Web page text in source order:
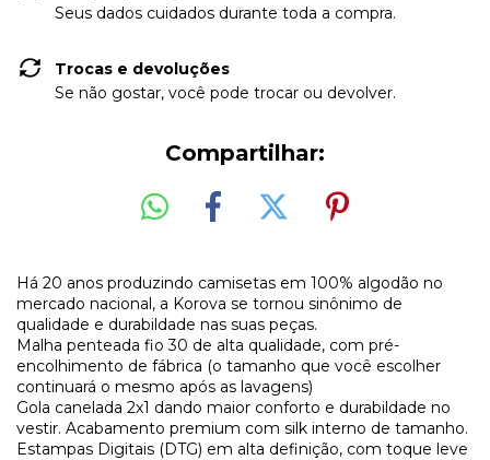
Seus dados cuidados durante toda a compra.
Trocas e devoluções
Se não gostar, você pode trocar ou devolver.
Compartilhar:
Há 20 anos produzindo camisetas em 100% algodão no
mercado nacional, a Korova se tornou sinônimo de
qualidade e durabildade nas suas peças.
Malha penteada fio 30 de alta qualidade, com pré-
encolhimento de fábrica (o tamanho que você escolher
continuará o mesmo após as lavagens)
Gola canelada 2x1 dando maior conforto e durabildade no
vestir. Acabamento premium com silk interno de tamanho.
Estampas Digitais (DTG) em alta definição, com toque leve